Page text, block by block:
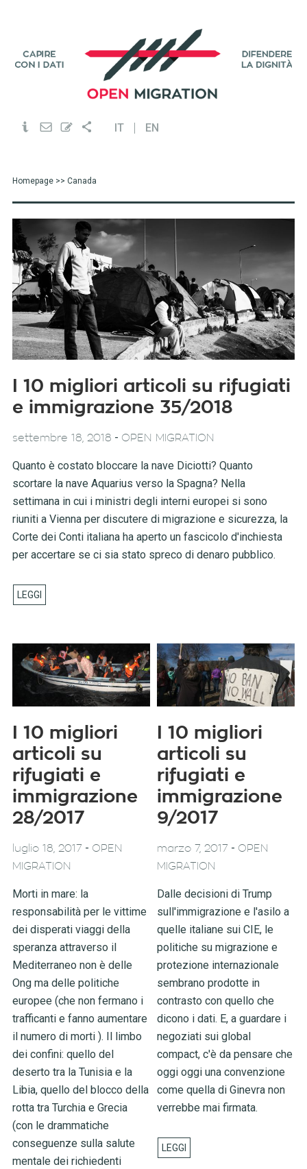
IT EN
Homepage>> Canada
I 10 migliori articoli su rifugiati
e immigrazione 35/2018
settembre 18, 2018 - OPEN MIGRATION
Quanto è costato bloccare la nave Diciotti? Quanto
scortare la nave Aquarius verso la Spagna? Nella
settimana in cui i ministri degli interni europei si sono
riuniti a Vienna per discutere di migrazione e sicurezza, la
Corte dei Conti italiana ha aperto un fascicolo d'inchiesta
per accertare se ci sia stato spreco di denaro pubblico.
I 10 migliori
articoli su
rifugiati e
immigrazione
28/2017
luglio 18, 2017 - OPEN
MIGRATION
Morti in mare: la
responsabilità per le vittime
dei disperati viaggi della
speranza attraverso il
Mediterraneo non è delle
Ong ma delle politiche
europee (che non fermano i
trafficanti e fanno aumentare
il numero di morti ). Il limbo
dei confini: quello del
deserto tra la Tunisia e la
Libia, quello del blocco della
rotta tra Turchia e Grecia
(con le drammatiche
conseguenze sulla salute
mentale dei richiedenti
I 10 migliori
articoli su
rifugiati e
immigrazione
9/2017
marzo 7, 2017 - OPEN
MIGRATION
Dalle decisioni di Trump
sull'immigrazione e l'asilo a
quelle italiane sui CIE, le
politiche su migrazione e
protezione internazionale
sembrano prodotte in
contrasto con quello che
dicono i dati. E, a guardare i
negoziati sui global
compact, c'è da pensare che
oggi oggi una convenzione
come quella di Ginevra non
verrebbe mai firmata.